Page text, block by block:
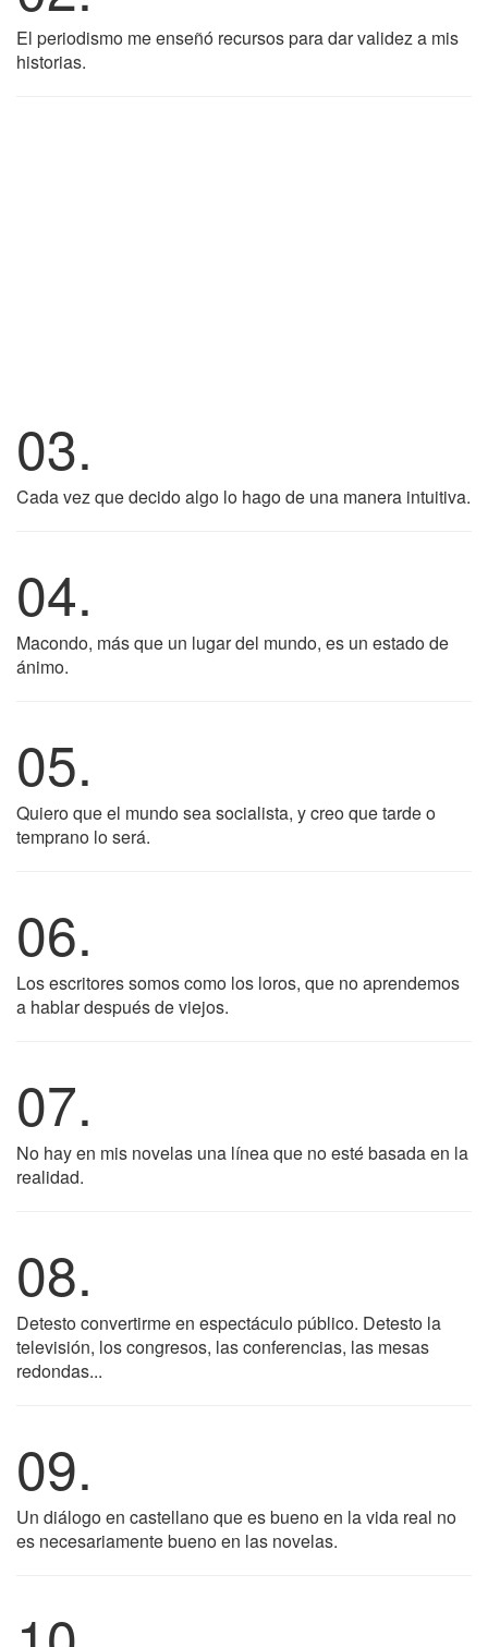
El periodismo me enseñó recursos para dar validez a mis
historias.
03.
Cada vez que decido algo lo hago de una manera intuitiva.
04.
Macondo, más que un lugar del mundo, es un estado de
ánimo.
05.
Quiero que el mundo sea socialista, y creo que tarde o
temprano lo será.
06.
Los escritores somos como los loros, que no aprendemos
a hablar después de viejos.
07.
No hay en mis novelas una línea que no esté basada en la
realidad.
08.
Detesto convertirme en espectáculo público. Detesto la
televisión, los congresos, las conferencias, las mesas
redondas...
09.
Un diálogo en castellano que es bueno en la vida real no
es necesariamente bueno en las novelas.